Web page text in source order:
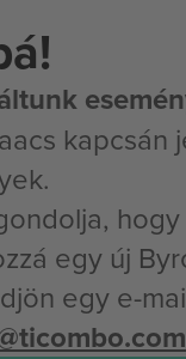
egy új
egy e-